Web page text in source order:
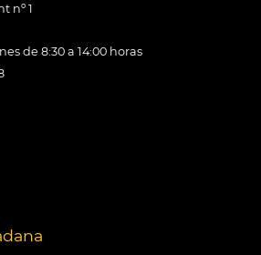
nº 1
de 8:30 a 14:00 horas